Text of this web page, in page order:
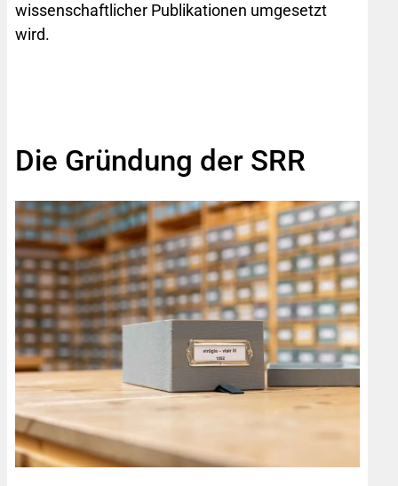
wissenschaftlicher Publikationen umgesetzt
wird.
Die Gründung der SRR